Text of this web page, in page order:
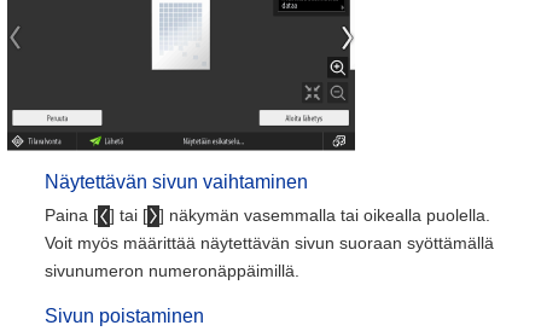
Näytettävän sivun vaihtaminen
Paina [ ] tai [
] näkymän vasemmalla tai oikealla puolella.
Voit myös määrittää näytettävän sivun suoraan syöttämällä
sivunumeron numeronäppäimillä.
Sivun poistaminen